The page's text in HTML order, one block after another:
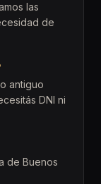
las
de
antiguo
DNI ni
de Buenos